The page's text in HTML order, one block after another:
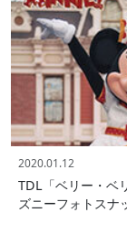
2020.01.12
TDL「ベリー・ベ
ズニーフォトスナ